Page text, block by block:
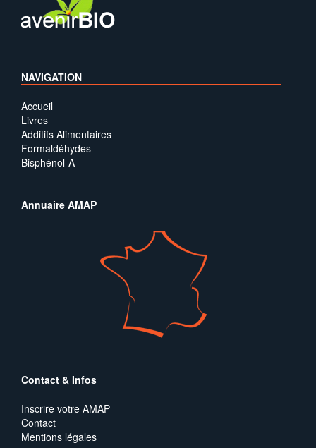
NAVIGATION
Accueil
Livres
Additifs Alimentaires
Formaldéhydes
Bisphénol-A
Annuaire AMAP
Contact & Infos
Inscrire votre AMAP
Contact
Mentions légales